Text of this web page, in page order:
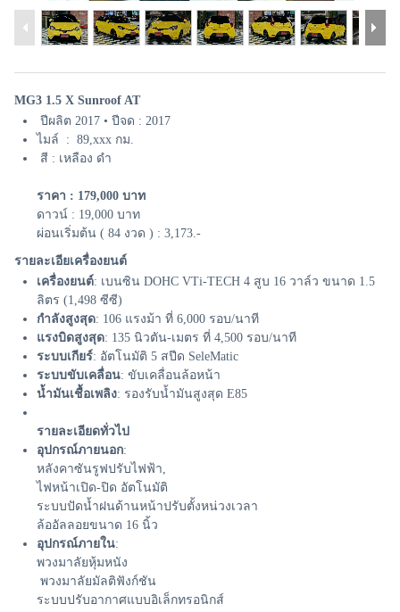
MG3 1.5 X Sunroof AT
ปีผลิต 2017 • ปีจด : 2017
ไมล์ : 89,xxx กม.
สี : เหลือง ดำ
ราคา : 179,000 บาท
ดาวน์ : 19,000 บาท
ผ่อนเริ่มต้น ( 84 งวด ) : 3,173.-
รายละเอียเครื่องยนต์
เครื่องยนต์: เบนซิน DOHC VTi-TECH 4 สูบ 16 วาล์ว ขนาด 1.5
ลิตร (1,498 ซีซี)
กำลังสูงสุด: 106 แรงม้า ที่ 6,000 รอบ/นาที
แรงบิดสูงสุด: 135 นิวตัน-เมตร ที่ 4,500 รอบ/นาที
ระบบเกียร์: อัตโนมัติ 5 สปีด SeleMatic
ระบบขับเคลื่อน: ขับเคลื่อนล้อหน้า
น้ำมันเชื้อเพลิง: รองรับน้ำมันสูงสุด E85
รายละเอียดทั่วไป
อุปกรณ์ภายนอก:
หลังคาซันรูฟปรับไฟฟ้า,
ไฟหน้าเปิด-ปิด อัตโนมัติ
ระบบปัดน้ำฝนด้านหน้าปรับตั้งหน่วงเวลา
ล้ออัลลอยขนาด 16 นิ้ว
อุปกรณ์ภายใน:
พวงมาลัยหุ้มหนัง
พวงมาลัยมัลติฟังก์ชัน
ระบบปรับอากาศแบบอิเล็กทรอนิกส์